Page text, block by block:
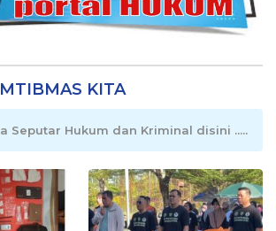
KITA
Seputar Hukum dan Kriminal disini .....